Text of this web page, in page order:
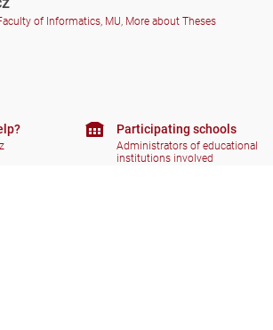
of Informatics, MU, More about Theses
Participating schools
Administrators of educational
institutions involved